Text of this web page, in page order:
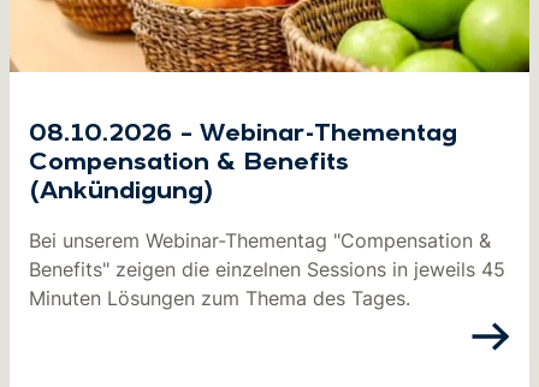
08.10.2026 – Webinar-Thementag
Compensation & Benefits
(Ankündigung)
Bei unserem Webinar-Thementag "Compensation &
Benefits" zeigen die einzelnen Sessions in jeweils 45
Minuten Lösungen zum Thema des Tages.